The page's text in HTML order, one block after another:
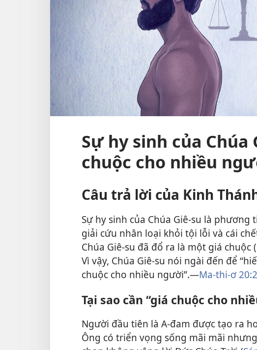
Sự hy sinh của Chúa
chuộc cho nhiều
Câu trả lời của Kinh
Sự hy sinh của Chúa Giê-su là
giải cứu nhân loại khỏi tội lỗi và cái
Chúa Giê-su đã đổ ra là một giá chuộc (
Vì vậy, Chúa Giê-su nói ngài đến để
chuộc cho nhiều người”.​—Ma-thi-ơ
Tại sao cần “giá chuộc cho
Người đầu tiên là A-đam được tạo ra
Ông có triển vọng sống mãi mãi